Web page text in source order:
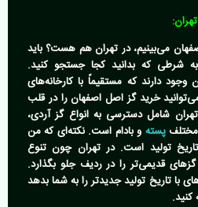
می‌بینیم، در تهران هم هست؟ باید
به شرطی که بدانید کجا جستجو کنید.
دارند که مستقیماً با کارخانه‌های
خرید گز اصل اصفهانرا در قلب
شامل دسترسی به انواع گز آردی،
مختلفپسته و بادام است. نکته‌ای که من
تولید است. در تهران چون تنوع
قدیمی‌تر را در ردیف جلو بگذارد.
با تاریخ تولید جدیدتر را به شما بدهد
کنید.